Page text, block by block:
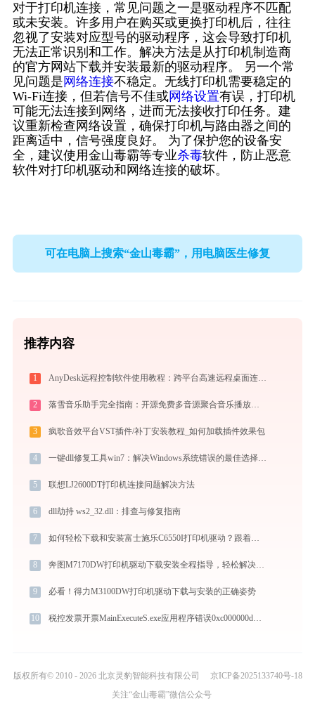
对于打印机连接，常见问题之一是驱动程序不匹配
或未安装。许多用户在购买或更换打印机后，往往
忽视了安装对应型号的驱动程序，这会导致打印机
无法正常识别和工作。解决方法是从打印机制造商
的官方网站下载并安装最新的驱动程序。 另一个常
见问题是 网络连接不稳定。无线打印机需要稳定的
Wi-Fi连接，但若信号不佳或网络设置有误，打印机
可能无法连接到网络，进而无法接收打印任务。建
议重新检查网络设置，确保打印机与路由器之间的
距离适中，信号强度良好。 为了保护您的设备安
全，建议使用金山毒霸等专业杀毒软件，防止恶意
软件对打印机驱动和网络连接的破坏。
可在电脑上搜索“金山毒霸”，用电脑医生修复
推荐内容
1 AnyDesk远程控制软件使用教程：跨平台高速远程桌面连接完全指南
2 落雪音乐助手完全指南：开源免费多音源聚合音乐播放器的安装、配置与使用技巧（2026最新）
3 疯歌音效平台VST插件/补丁安装教程_如何加载插件效果包
4 一键dll修复工具win7：解决Windows系统错误的最佳选择 - 金山毒霸
5 联想LJ2600DT打印机连接问题解决方法
6 dll劫持 ws2_32.dll：排查与修复指南
7 如何轻松下载和安装富士施乐C6550I打印机驱动？跟着这篇指南走
8 奔图M7170DW打印机驱动下载安装全程指导，轻松解决打印问题
9 必看！得力M3100DW打印机驱动下载与安装的正确姿势
10 税控发票开票MainExecuteS.exe应用程序错误0xc000000d解决方法
版权所有© 2010 - 2026 北京灵豹智能科技有限公司
京ICP备2025133740号-18
关注“金山毒霸”微信公众号